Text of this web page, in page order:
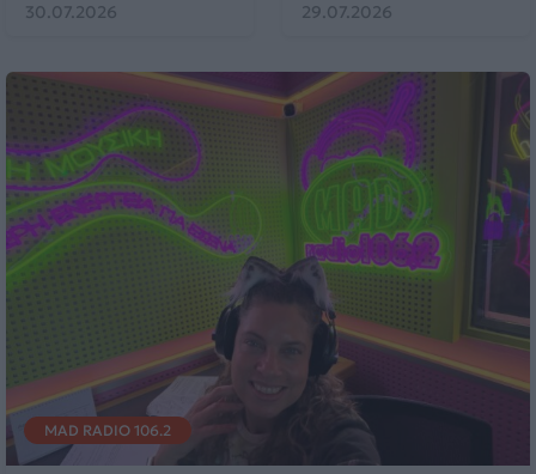
30.07.2026 29.07.2026
MAD RADIO 106.2